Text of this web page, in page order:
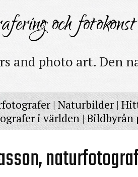
och fotokonst
and photo art. Den
|Naturbilder|
i världen|Bildbyrån